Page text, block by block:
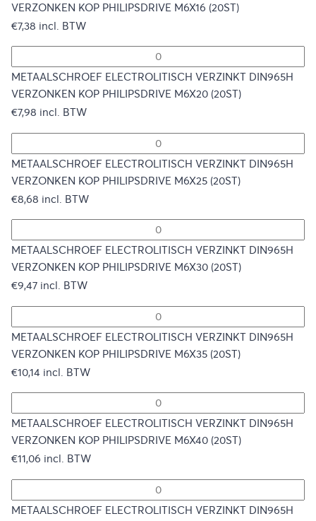
VERZONKEN KOP PHILIPSDRIVE M6X16 (20ST)
€7,38 incl. BTW
METAALSCHROEF ELECTROLITISCH VERZINKT DIN965H
VERZONKEN KOP PHILIPSDRIVE M6X20 (20ST)
€7,98 incl. BTW
METAALSCHROEF ELECTROLITISCH VERZINKT DIN965H
VERZONKEN KOP PHILIPSDRIVE M6X25 (20ST)
€8,68 incl. BTW
METAALSCHROEF ELECTROLITISCH VERZINKT DIN965H
VERZONKEN KOP PHILIPSDRIVE M6X30 (20ST)
€9,47 incl. BTW
METAALSCHROEF ELECTROLITISCH VERZINKT DIN965H
VERZONKEN KOP PHILIPSDRIVE M6X35 (20ST)
€10,14 incl. BTW
METAALSCHROEF ELECTROLITISCH VERZINKT DIN965H
VERZONKEN KOP PHILIPSDRIVE M6X40 (20ST)
€11,06 incl. BTW
METAALSCHROEF ELECTROLITISCH VERZINKT DIN965H